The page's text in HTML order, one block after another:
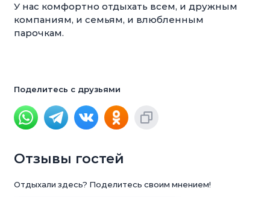
У нас комфортно отдыхать всем, и дружным
компаниям, и семьям, и влюбленным
парочкам.
Поделитесь с друзьями
Отзывы гостей
Отдыхали здесь? Поделитесь своим мнением!